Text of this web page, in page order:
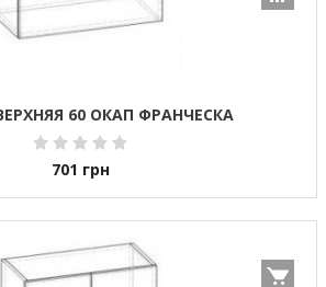
60 ОКАП ФРАНЧЕСКА
701 грн